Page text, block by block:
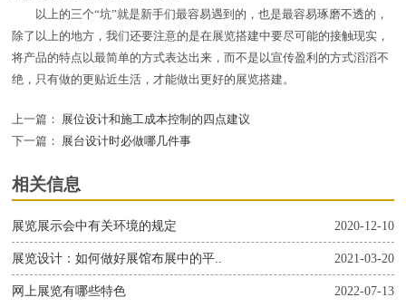
以上的三个“坑”就是新手们最容易遇到的，也是最容易琢磨不透的，
除了以上的地方，我们还要注意的是在展览搭建中要尽可能的接触现实，
将产品的特点以最简单的方式表达出来，而不是以宣传盈利的方式滔滔不
绝，只有做的更贴近生活，才能做出更好的展览搭建。
上一篇：
展位设计和施工成本控制的四点建议
下一篇：
展台设计时必做哪几件事
相关信息
2020-12-10
展览展示会中有关环境的规定
2021-03-20
展览设计：如何做好展馆布展中的平..
2022-07-13
网上展览有哪些特色